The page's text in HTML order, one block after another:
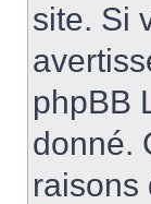
site. Si
phpBB
donné.
raisons